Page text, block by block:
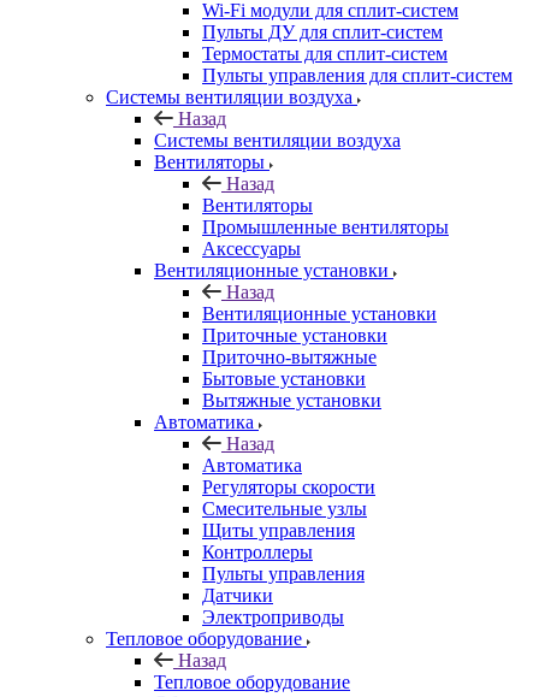
Wi-Fi модули для сплит-систем
Пульты ДУ для сплит-систем
Термостаты для сплит-систем
Пульты управления для сплит-систем
Системы вентиляции воздуха
Назад
Системы вентиляции воздуха
Вентиляторы
Назад
Вентиляторы
Промышленные вентиляторы
Аксессуары
Вентиляционные установки
Назад
Вентиляционные установки
Приточные установки
Приточно-вытяжные
Бытовые установки
Вытяжные установки
Автоматика
Назад
Автоматика
Регуляторы скорости
Смесительные узлы
Щиты управления
Контроллеры
Пульты управления
Датчики
Электроприводы
Тепловое оборудование
Назад
Тепловое оборудование